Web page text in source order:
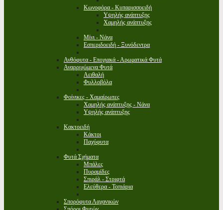
Κωνοφόρα - Κυπαρισσοειδή
Υψηλής ανάπτυξης
Χαμηλής ανάπτυξης
Μίνι - Νάνα
Εσπεριδοειδή - Ξυνόδεντρα
Ανθόφυτα - Εποχιακά - Αρωματικά Φυτά
Αναρριχώμενα Φυτά
Αειθαλή
Φυλλοβόλα
Φοίνικες - Χαμαίρωπες
Χαμηλής ανάπτυξης - Νάνα
Υψηλής ανάπτυξης
Κακτοειδή
Κάκτοι
Παχύφυτα
Φυτά Σχήματα
Μπάλες
Πυραμίδες
Σπιράλ - Στριφτά
Ελεύθερα - Τοπιάρια
Σπορόφυτα Λαχανικών